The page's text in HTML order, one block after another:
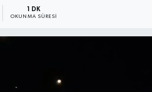
1 DK
OKUNMA SÜRESI